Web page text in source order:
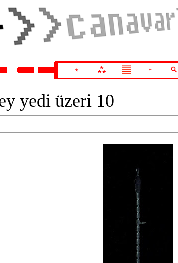
yedi üzeri 10